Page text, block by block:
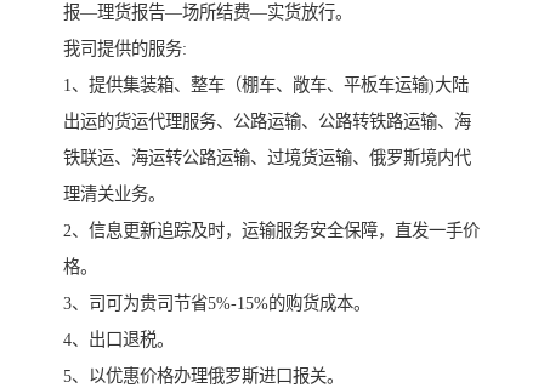
报—理货报告—场所结费—实货放行。
我司提供的服务:
1、提供集装箱、整车（棚车、敞车、平板车运输)大陆
出运的货运代理服务、公路运输、公路转铁路运输、海
铁联运、海运转公路运输、过境货运输、俄罗斯境内代
理清关业务。
2、信息更新追踪及时，运输服务安全保障，直发一手价
格。
3、司可为贵司节省5%-15%的购货成本。
4、出口退税。
5、以优惠价格办理俄罗斯进口报关。